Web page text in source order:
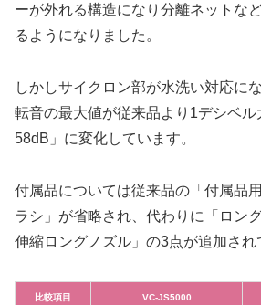
ーが外れる構造になり分離ネットな
るようになりました。
しかしサイクロン部が水洗い対応に
転音の最大値が従来品より1デシベ
58dB」に変化しています。
付属品については従来品の「付属品
ラシ」が省略され、代わりに「ロン
伸縮ロングノズル」の3点が追加され
比較項目 VC-JS5000